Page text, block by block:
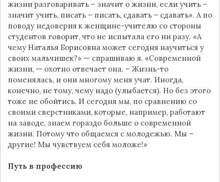
жизни разговаривать – значит о жизни, если учить –
значит учить, писать – писать, сдавать – сдавать». А по
поводу недоверия к женщине-учителю со стороны
студентов говорит, что не испытала его ни разу. «А
чему Наталья Борисовна может сегодня научиться у
своих мальчишек?» — спрашиваю я. «Современной
жизни, — охотно отвечает она. – Жизнь-то
поменялась, и они многому меня учат. Иногда,
конечно, не тому, чему надо (улыбается). Но без этого
тоже не обойтись. И сегодня мы, по сравнению со
своими сверстниками, которые, например, работают
на заводе, знаем гораздо больше о современной
жизни. Потому что общаемся с молодежью. Мы –
другие! Мы чувствуем себя моложе!»
Путь в профессию